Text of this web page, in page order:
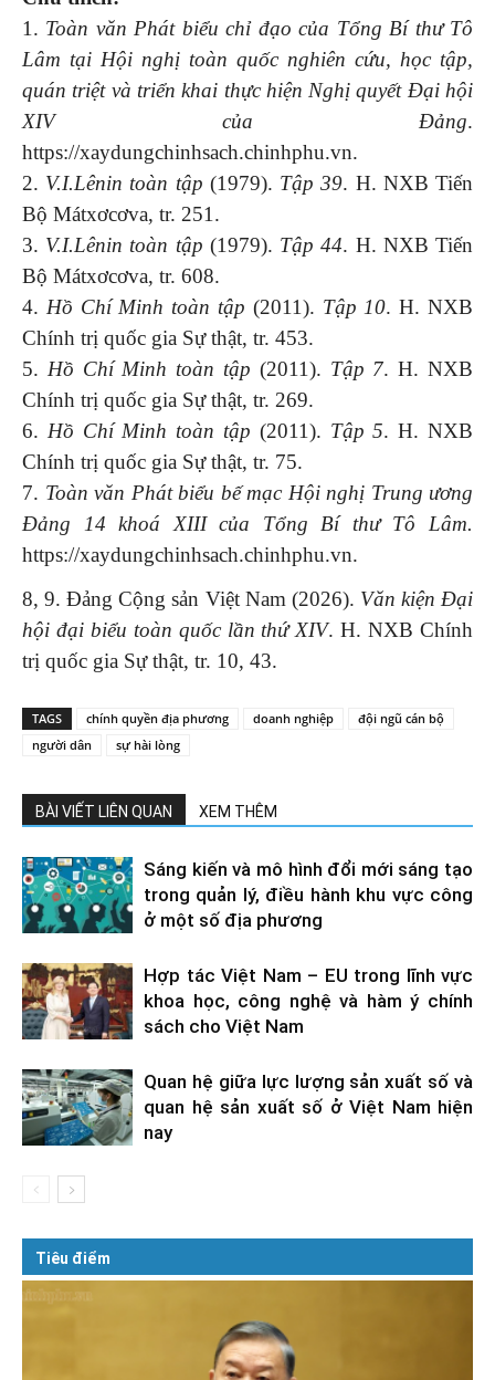
1. Toàn văn Phát biểu chỉ đạo của Tổng Bí thư Tô
Lâm tại Hội nghị toàn quốc nghiên cứu, học tập,
quán triệt và triển khai thực hiện Nghị quyết Đại hội
XIV của Đảng.
https://xaydungchinhsach.chinhphu.vn.
2. V.I.Lênin toàn tập (1979). Tập 39. H. NXB Tiến
Bộ Mátxơcơva, tr. 251.
3. V.I.Lênin toàn tập (1979). Tập 44. H. NXB Tiến
Bộ Mátxơcơva, tr. 608.
4. Hồ Chí Minh toàn tập (2011). Tập 10. H. NXB
Chính trị quốc gia Sự thật, tr. 453.
5. Hồ Chí Minh toàn tập (2011). Tập 7. H. NXB
Chính trị quốc gia Sự thật, tr. 269.
6. Hồ Chí Minh toàn tập (2011). Tập 5. H. NXB
Chính trị quốc gia Sự thật, tr. 75.
7. Toàn văn Phát biểu bế mạc Hội nghị Trung ương
Đảng 14 khoá XIII của Tổng Bí thư Tô Lâm.
https://xaydungchinhsach.chinhphu.vn.
8, 9. Đảng Cộng sản Việt Nam (2026). Văn kiện Đại
hội đại biểu toàn quốc lần thứ XIV. H. NXB Chính
trị quốc gia Sự thật, tr. 10, 43.
TAGS chính quyền địa phương doanh nghiệp
đội ngũ cán bộ
người dân
sự hài lòng
BÀI VIẾT LIÊN QUAN XEM THÊM
Sáng kiến và mô hình đổi mới sáng tạo
trong quản lý, điều hành khu vực công
ở một số địa phương
Hợp tác Việt Nam – EU trong lĩnh vực
khoa học, công nghệ và hàm ý chính
sách cho Việt Nam
Quan hệ giữa lực lượng sản xuất số và
quan hệ sản xuất số ở Việt Nam hiện
nay
Tiêu điểm